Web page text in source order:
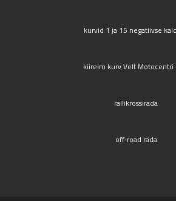
kurvid 1 ja 15 negatiivse
kiireim kurv Velt Motocentri
rallikrossirada
off-road rada